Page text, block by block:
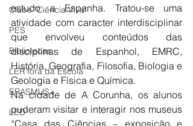
Clube "Ciência Viva"
PES
Bibliotecas
LER fora da Escola
ERASMUS+
LED
estudo a Espanha. Tratou-se uma
atividade com caracter interdisciplinar
que envolveu conteúdos das
disciplinas de Espanhol, EMRC,
História, Geografia, Filosofia, Biologia e
Geologia e Física e Química.
Na cidade de A Corunha, os alunos
puderam visitar e interagir nos museus
“Casa das Ciências – exposição e